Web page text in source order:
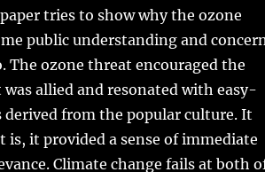
tries to show why the ozone
public understanding and
The ozone threat encouraged the
allied and resonated with easy-
from the popular culture. It
is, it provided a sense of immediate
Climate change fails at both